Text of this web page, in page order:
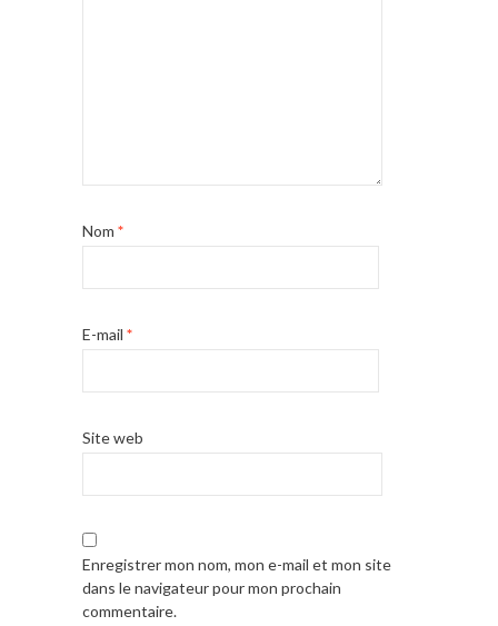
Nom *
E-mail *
Site web
Enregistrer mon nom, mon e-mail et mon site
dans le navigateur pour mon prochain
commentaire.